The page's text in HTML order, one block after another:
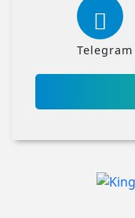
Telegram